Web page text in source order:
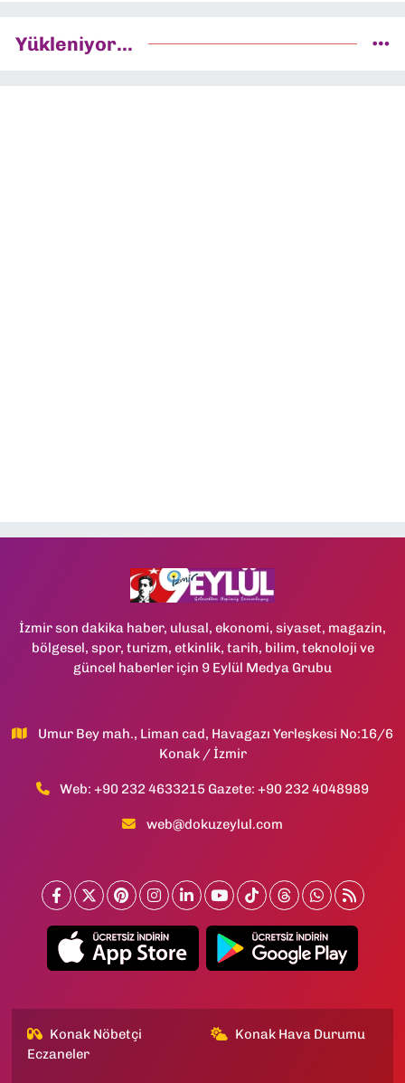
Yükleniyor...
İzmir son dakika haber, ulusal, ekonomi, siyaset, magazin,
bölgesel, spor, turizm, etkinlik, tarih, bilim, teknoloji ve
güncel haberler için 9 Eylül Medya Grubu
Umur Bey mah., Liman cad, Havagazı Yerleşkesi No:16/6
Konak / İzmir
Web: +90 232 4633215 Gazete: +90 232 4048989
web@dokuzeylul.com
Konak Nöbetçi
Eczaneler
Konak Hava Durumu